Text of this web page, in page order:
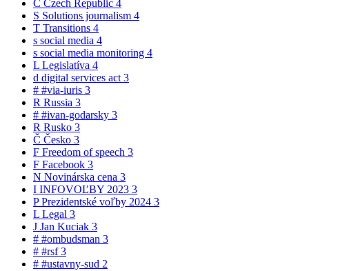
C Czech Republic 4
S Solutions journalism 4
T Transitions 4
s social media 4
s social media monitoring 4
L Legislatíva 4
d digital services act 3
# #via-iuris 3
R Russia 3
# #ivan-godarsky 3
R Rusko 3
Č Česko 3
F Freedom of speech 3
F Facebook 3
N Novinárska cena 3
I INFOVOĽBY 2023 3
PPrezidentské voľby 2024 3
L Legal 3
J Jan Kuciak 3
# #ombudsman 3
# #rsf3
# #ustavny-sud 2